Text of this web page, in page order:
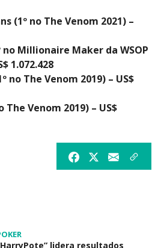
(1º no The Venom 2021) –
no Millionaire Maker da WSOP
1.072.428
no The Venom 2019) – US$
The Venom 2019) – US$
lidera resultados